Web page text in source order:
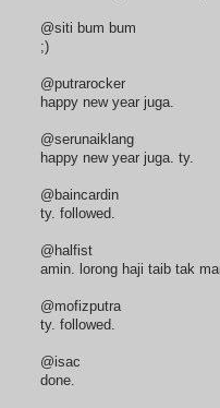
@siti bum bum
;)
@putrarocker
happy new year juga.
@serunaiklang
happy new year juga. ty.
@baincardin
ty. followed.
@halfist
amin. lorong haji taib tak
@mofizputra
ty. followed.
@isac
done.